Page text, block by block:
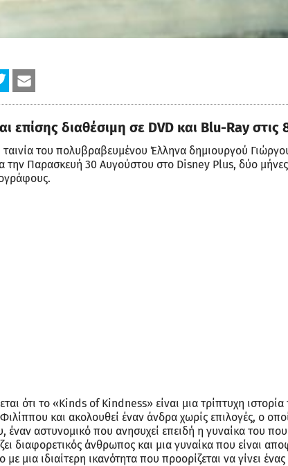
επίσης διαθέσιμη σε DVD και Blu-Ray
του πολυβραβευμένου Έλληνα δημιουργού
την Παρασκευή 30 Αυγούστου στο Disney Plus, δύο
ότι το «Kinds of Kindness» είναι μια τρίπτυχη
και ακολουθεί έναν άνδρα χωρίς επιλογές, ο
έναν αστυνομικό που ανησυχεί επειδή η γυναίκα του
διαφορετικός άνθρωπος και μια γυναίκα που είναι
μια ιδιαίτερη ικανότητα που προορίζεται να γίνει